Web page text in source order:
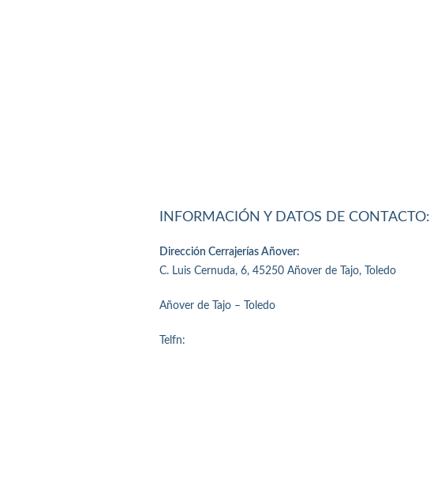
INFORMACIÓN Y DATOS DE CONTACTO:
Dirección Cerrajerías Añover:
C. Luis Cernuda, 6, 45250 Añover de Tajo, Toledo
Añover de Tajo – Toledo
Telfn: